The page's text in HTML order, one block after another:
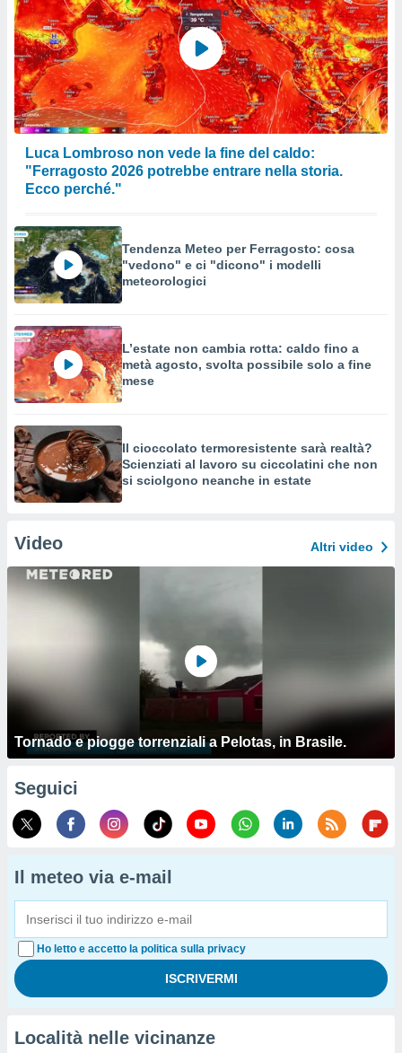
Luca Lombroso non vede la fine del caldo:
"Ferragosto 2026 potrebbe entrare nella storia.
Ecco perché."
Tendenza Meteo per Ferragosto: cosa
"vedono" e ci "dicono" i modelli
meteorologici
L’estate non cambia rotta: caldo fino a
metà agosto, svolta possibile solo a fine
mese
Il cioccolato termoresistente sarà realtà?
Scienziati al lavoro su ciccolatini che non
si sciolgono neanche in estate
Video Altri video
Tornado e piogge torrenziali a Pelotas, in Brasile.
Seguici
Il meteo via e-mail
Ho letto e accetto la politica sulla privacy
Località nelle vicinanze